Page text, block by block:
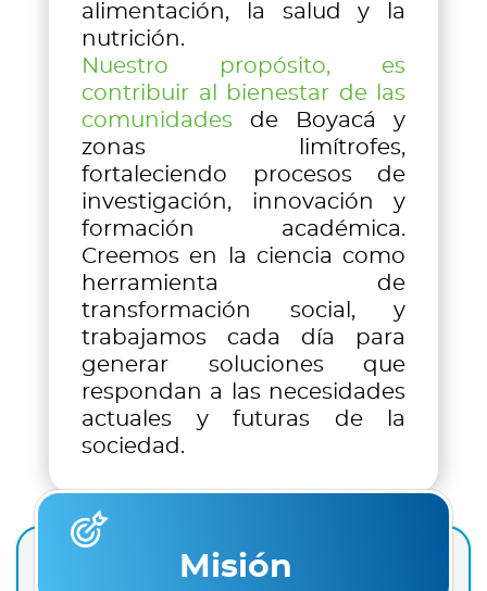
alimentación, la salud y la
nutrición.
Nuestro propósito, es
contribuir al bienestar de las
comunidades de Boyacá y
zonas limítrofes,
fortaleciendo procesos de
investigación, innovación y
formación académica.
Creemos en la ciencia como
herramienta de
transformación social, y
trabajamos cada día para
generar soluciones que
respondan a las necesidades
actuales y futuras de la
sociedad.
Misión